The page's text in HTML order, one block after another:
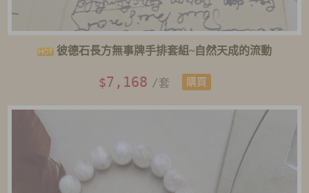
彼德石長方無事牌手排套組~自然天成的流動
$7,168 /套 購買